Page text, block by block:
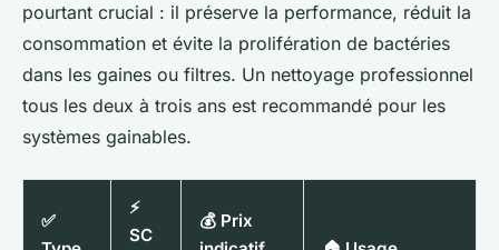
pourtant crucial : il préserve la performance, réduit la
consommation et évite la prolifération de bactéries
dans les gaines ou filtres. Un nettoyage professionnel
tous les deux à trois ans est recommandé pour les
systèmes gainables.
✅
⚡
SC
💰 Prix